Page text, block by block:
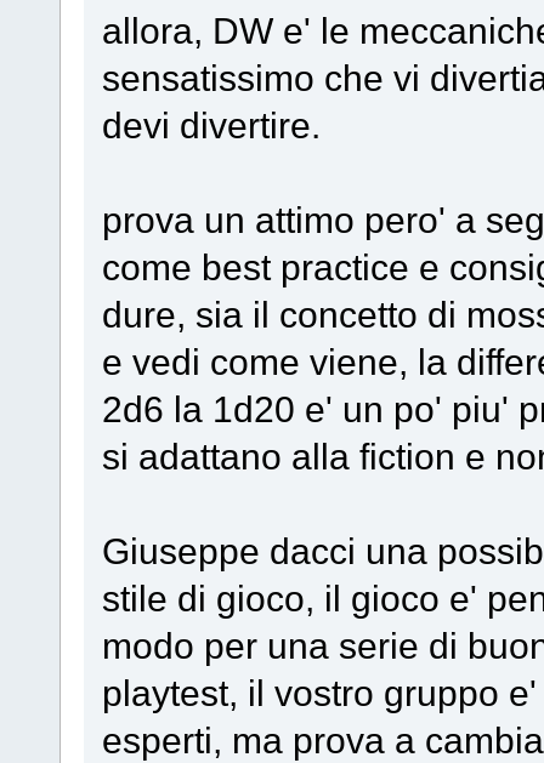
allora, DW e' le
sensatissimo che vi
devi divertire.
prova un attimo pero' a
come best practice e
dure, sia il concetto di
e vedi come viene, la
2d6 la 1d20 e' un po' piu'
si adattano alla fiction e
Giuseppe dacci una
stile di gioco, il gioco e'
modo per una serie di
playtest, il vostro gruppo
esperti, ma prova a